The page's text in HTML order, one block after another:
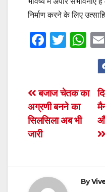
निर्माण करने के लिए
F
e
b
o
T
er
W
at
s
Post
बजाज चेतक का
अग्रणी बनने का
सिलसिला अब भी
जारी
By